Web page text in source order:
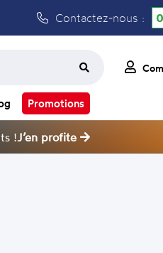
Contactez-nous :
Promotions
!J’en profite